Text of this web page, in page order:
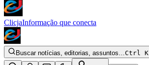
ClicjaInformação que conecta
Buscar notícias, editorias, assuntos…Ctrl K